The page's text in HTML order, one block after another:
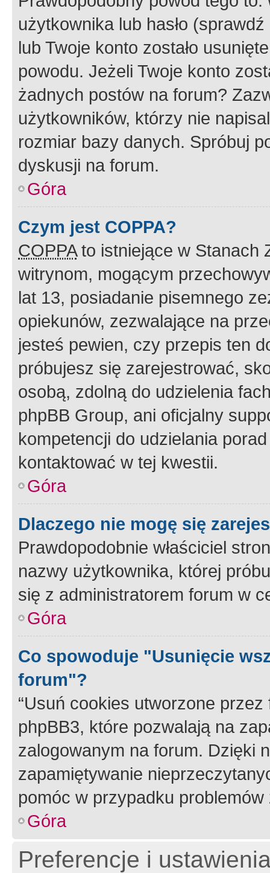
użytkownika lub hasło
lub Twoje konto zostało
powodu. Jeżeli Twoje konto
żadnych postów na forum?
użytkowników, którzy nie
rozmiar bazy danych. Spróbuj
dyskusji na forum.
Góra
Czym jest COPPA?
COPPAto istniejące w Stanach
witrynom, mogącym
lat 13, posiadanie pisemnego
opiekunów, zezwalające na
jesteś pewien, czy przepis ten
próbujesz się zarejestrować,
osobą, zdolną do udzielenia
phpBB Group, ani oficjalny
kompetencji do udzielania
kontaktować w tej kwestii.
Góra
Dlaczego nie mogę się
Prawdopodobnie właściciel
nazwy użytkownika, której
się z administratorem forum w
Góra
Co spowoduje "Usunięcie
forum"?
“Usuń cookies utworzone
phpBB3, które pozwalają na
zalogowanym na forum. Dzięki
zapamiętywanie
pomóc w przypadku
Góra
Preferencje i